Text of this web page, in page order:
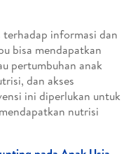
terhadap informasi dan
bisa mendapatkan
pertumbuhan anak
dan akses
ini diperlukan untuk
nutrisi